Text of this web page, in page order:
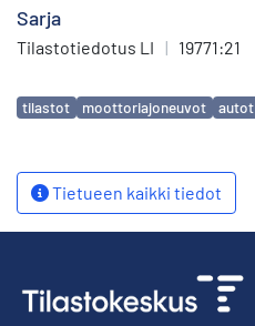
Sarja
Tilastotiedotus LI | 19771:21
Avainsanat
tilastot moottoriajoneuvot autot
Tietueen kaikki tiedot